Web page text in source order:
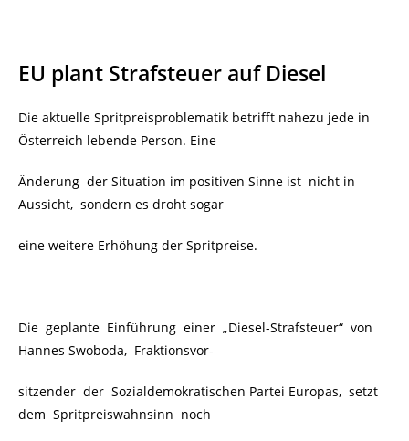
EU plant Strafsteuer auf Diesel
Die aktuelle Spritpreisproblematik betrifft nahezu jede in
Österreich lebende Person. Eine
Änderung der Situation im positiven Sinne ist nicht in
Aussicht, sondern es droht sogar
eine weitere Erhöhung der Spritpreise.
Die geplante Einführung einer „Diesel-Strafsteuer“ von
Hannes Swoboda, Fraktionsvor-
sitzender der Sozialdemokratischen Partei Europas, setzt
dem Spritpreiswahnsinn noch